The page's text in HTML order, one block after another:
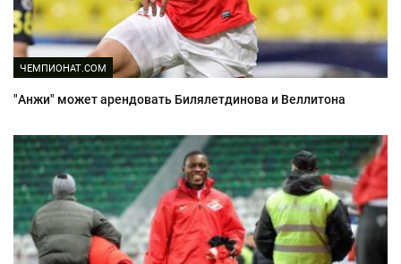
ЧЕМПИОНАТ.COM
"Анжи" может арендовать Билялетдинова и Веллитона